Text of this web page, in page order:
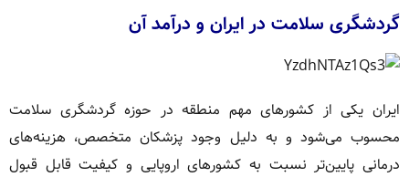
گردشگری سلامت در ایران و درآمد آن
ایران یکی از کشورهای مهم منطقه در حوزه گردشگری سلامت
محسوب می‌شود و به دلیل وجود پزشکان متخصص، هزینه‌های
درمانی پایین‌تر نسبت به کشورهای اروپایی و کیفیت قابل قبول